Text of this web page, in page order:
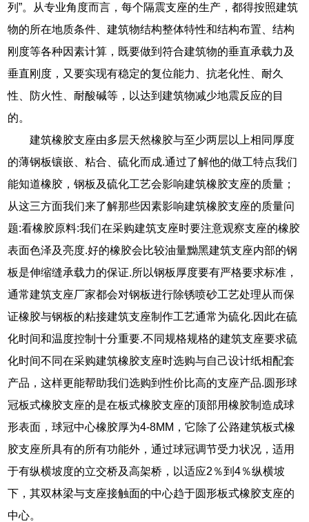
列”。从专业角度而言，每个隔震支座的生产，都得按照建筑
物的所在地质条件、建筑物结构整体特性和结构布置、结构
刚度等各种因素计算，既要做到符合建筑物的垂直承载力及
垂直刚度，又要实现有稳定的复位能力、抗老化性、耐久
性、防火性、耐酸碱等，以达到建筑物减少地震反应的目
的。
建筑橡胶支座由多层天然橡胶与至少两层以上相同厚度
的薄钢板镶嵌、粘合、硫化而成.通过了解他的做工特点我们
能知道橡胶，钢板及硫化工艺会影响建筑橡胶支座的质量；
从这三方面我们来了解那些因素影响建筑橡胶支座的质量问
题:看橡胶原料:我们在采购建筑支座时要注意观察支座的橡胶
表面色泽及亮度.好的橡胶会比较油量黝黑建筑支座内部的钢
板是伸缩缝承载力的保证.所以钢板厚度要有严格要求标准，
通常建筑支座厂家都会对钢板进行除锈喷砂工艺处理从而保
证橡胶与钢板的粘接建筑支座制作工艺通常为硫化.因此在硫
化时间和温度控制十分重要.不同规格规格的建筑支座要求硫
化时间不同在采购建筑橡胶支座时选购与自己设计纸相配套
产品，这样更能帮助我们选购到性价比高的支座产品.圆形球
冠板式橡胶支座的是在板式橡胶支座的顶部用橡胶制造成球
形表面，球冠中心橡胶厚为4-8MM，它除了公路建筑板式橡
胶支座所具有的所有功能外，通过球冠调节受力状况，适用
于有纵横坡度的立交桥及高架桥，以适应2％到4％纵横坡
下，其双林梁与支座接触面的中心趋于圆形板式橡胶支座的
中心。